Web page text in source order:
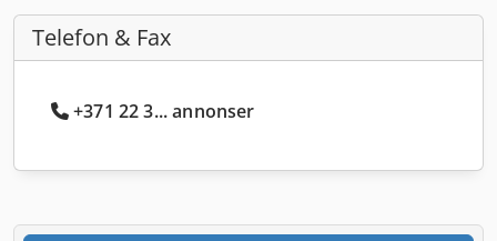
Telefon & Fax
+371 22 3... annonser